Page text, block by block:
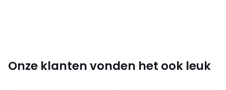
Afmetingen
Onze klanten vonden het ook leuk